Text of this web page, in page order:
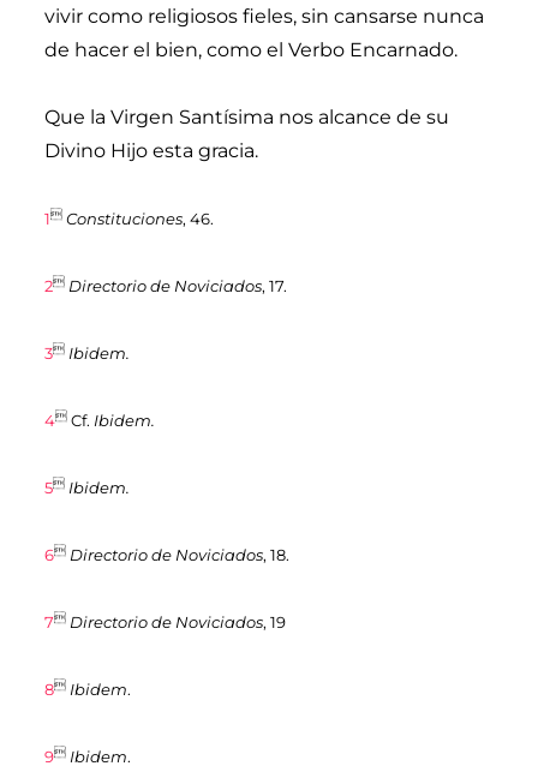
vivir como religiosos fieles, sin cansarse nunca
de hacer el bien, como el Verbo Encarnado.
Que la Virgen Santísima nos alcance de su
Divino Hijo esta gracia.
1 Constituciones, 46.
2 Directorio de Noviciados, 17.
3 Ibidem.
4 Cf. Ibidem.
5 Ibidem.
6 Directorio de Noviciados, 18.
7 Directorio de Noviciados, 19
8 Ibidem.
9 Ibidem.